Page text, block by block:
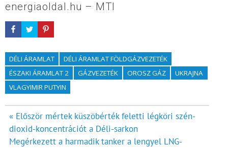
energiaoldal.hu – MTI
DÉLI ÁRAMLAT
DÉLI ÁRAMLAT FÖLDGÁZVEZETÉK
ÉSZAKI ÁRAMLAT 2
GÁZVEZETÉK OROSZ GÁZ
UKRAJNA
VLAGYIMIR PUTYIN
Bejegyzés
navigáció
« Először mértek küszöbérték feletti légköri szén-
dioxid-koncentrációt a Déli-sarkon
Megérkezett a harmadik tanker a lengyel LNG-